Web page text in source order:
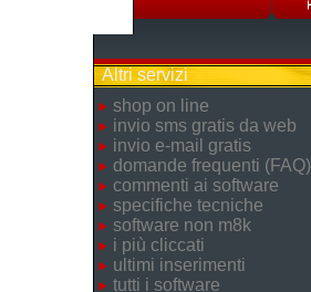
Altri servizi
shop on line
invio sms gratis da web
invio e-mail gratis
domande frequenti (FAQ)
commenti ai software
specifiche tecniche
software non m8k
i più cliccati
ultimi inserimenti
tutti i software